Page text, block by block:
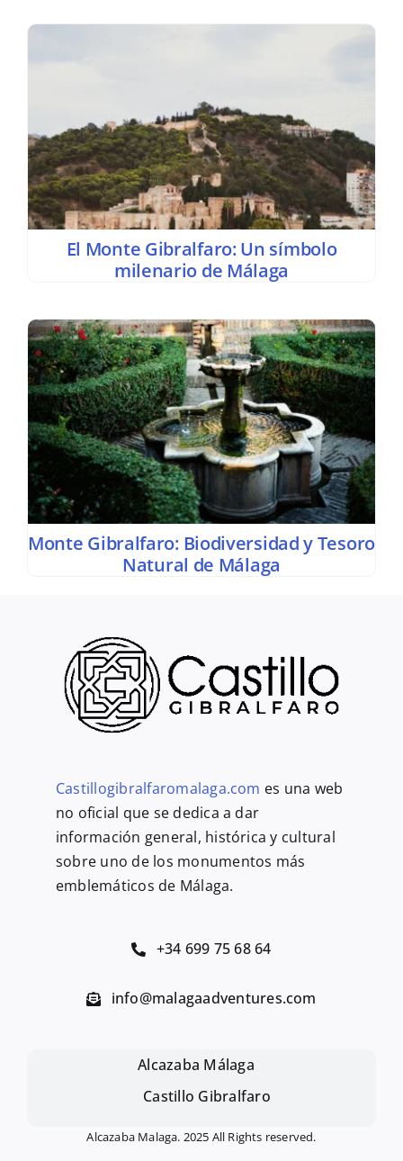
El Monte Gibralfaro: Un símbolo
milenario de Málaga
Monte Gibralfaro: Biodiversidad y Tesoro
Natural de Málaga
Castillogibralfaromalaga.com es una web
no oficial que se dedica a dar
información general, histórica y cultural
sobre uno de los monumentos más
emblemáticos de Málaga.
+34 699 75 68 64
info@malagaadventures.com
Alcazaba Málaga
Castillo Gibralfaro
Alcazaba Malaga. 2025 All Rights reserved.